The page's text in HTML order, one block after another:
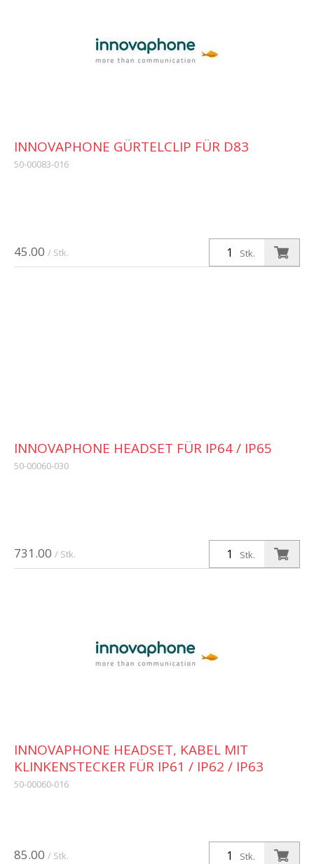
45.00 / Stk. Stk.
INNOVAPHONE GÜRTELCLIP FÜR D83
50-00083-016
731.00 / Stk. Stk.
INNOVAPHONE HEADSET FÜR IP64 / IP65
50-00060-030
85.00 / Stk. Stk.
INNOVAPHONE HEADSET, KABEL MIT
KLINKENSTECKER FÜR IP61 / IP62 / IP63
50-00060-016